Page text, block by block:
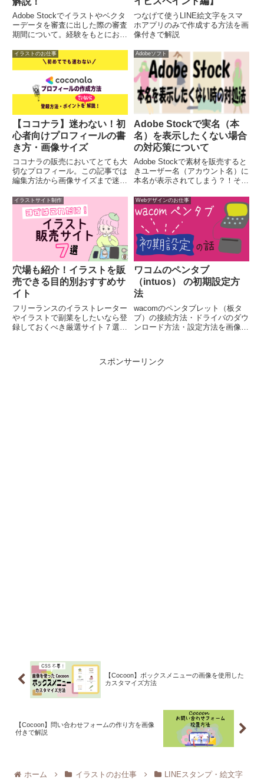
Adobe Stockでイラストやベクタ
ーデータを審査に出した際の審査
期間について。経験をもとにお話
かの2ヶ月。特にベクター素材以
外の審査は要注意。
つなげて使うLINE絵文字をスマ
ホアプリのみで作成する方法を画
像付きで解説
イラストのお仕事
【ココナラ】迷わない！初
心者向けプロフィールの書
き方・画像サイズ
ココナラの販売においてとても大
切なプロフィール。この記事では
編集方法から画像サイズまで迷わ
Adobeソフト
Adobe Stockで実名（本
名）を表示したくない場合
の対応策について
Adobe Stockで素材を販売すると
きユーザー名（アカウント名）に
本名が表示されてしまう？！そん
イラストサイト制作
穴場も紹介！イラストを販
売できる目的別おすすめサ
イト
フリーランスのイラストレーター
やイラストで副業をしたいなら登
録しておくべき厳選サイト７選。
が違う？などの疑問をまるっと解
Webデザインのお仕事
ワコムのペンタブ
（intuos） の初期設定方
法
wacomのペンタブレット（板タ
ブ）の接続方法・ドライバのダウ
ンロード方法・設定方法を画像付
スポンサーリンク
【Cocoon】ボックスメニューの画像を使用した
カスタマイズ方法
【Cocoon】問い合わせフォームの作り方を画像
付きで解説
ホーム イラストのお仕事 LINEスタンプ・絵文字